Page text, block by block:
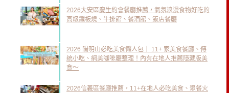
2026大安區慶生約會餐廳推薦，氣氛浪漫食物好吃的
高級鐵板燒、牛排館、餐酒館、飯店餐廳
2026 陽明山必吃美食懶人包｜ 11+ 家美食餐廳、傳
統小吃、網美咖啡廳整理！內有在地人推薦隱藏版美
食～
2026信義區餐廳推薦，11+在地人必吃美食、聚餐火